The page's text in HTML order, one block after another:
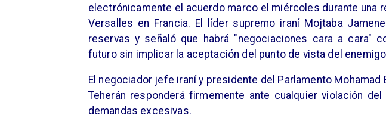
electrónicamente el acuerdo marco el miércoles durante una
Versalles en Francia. El líder supremo iraní Mojtaba
reservas y señaló que habrá "negociaciones cara a cara"
futuro sin implicar la aceptación del punto de vista del
El negociador jefe iraní y presidente del Parlamento Mohamad
Teherán responderá firmemente ante cualquier violación
demandas excesivas.